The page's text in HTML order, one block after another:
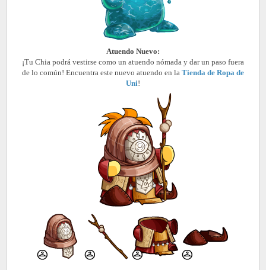
Atuendo Nuevo:
¡Tu Chia podrá vestirse como un atuendo nómada y dar un paso fuera
de lo común! Encuentra este nuevo atuendo en la Tienda de Ropa de
Uni!